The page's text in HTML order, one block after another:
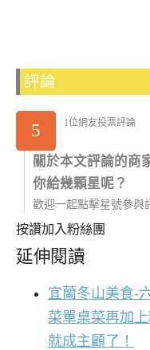
評論
5 1位網友投票評論
關於本文評論的商
你給幾顆星呢？
歡迎一起點擊星號參與
按讚加入粉絲團
延伸閱讀
宜蘭冬山美食-
菜單桌菜再加
就成主顧了！